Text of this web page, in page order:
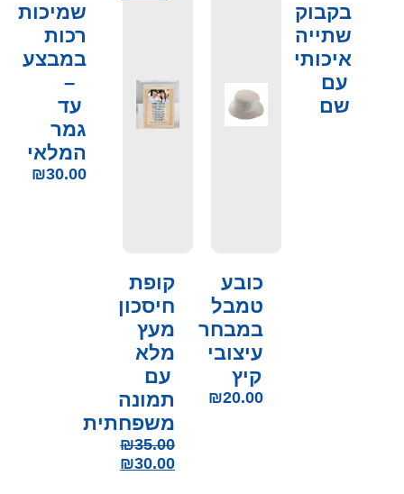
בקבוק
שתייה
איכותי
עם
שם
כובע
טמבל
במבחר
עיצובי
קיץ
₪20.00
קופת
חיסכון
מעץ
מלא
עם
תמונה
משפחתית
₪35.00
₪30.00
שמיכות
רכות
במבצע
–
עד
גמר
המלאי
₪30.00